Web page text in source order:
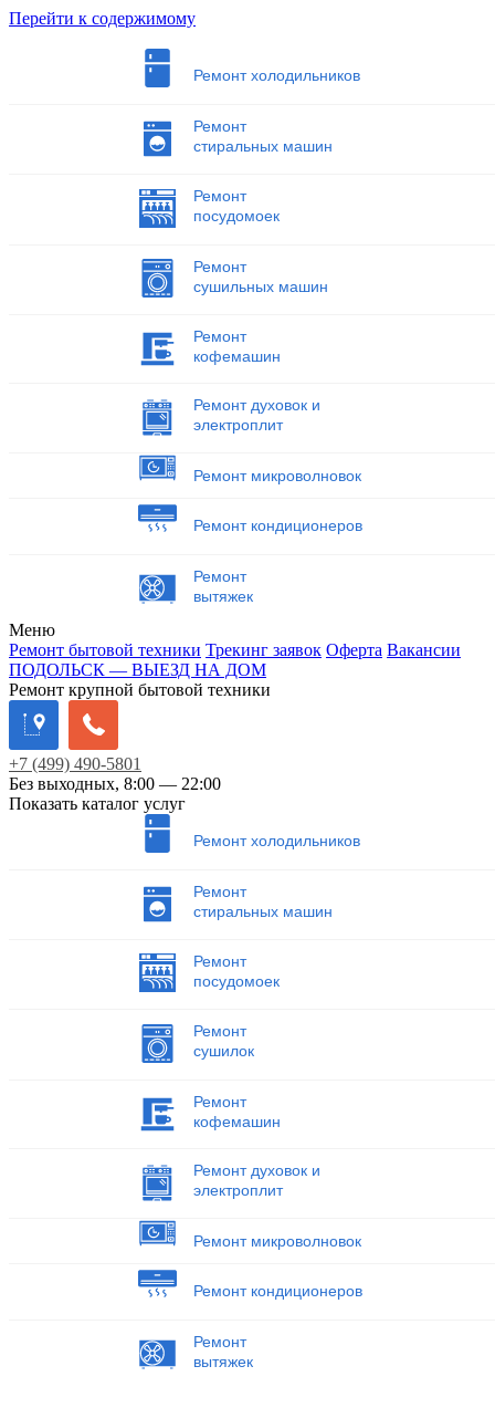
Перейти к содержимому
Ремонт холодильников
Ремонт
стиральных машин
Ремонт
посудомоек
Ремонт
сушильных машин
Ремонт
кофемашин
Ремонт духовок и
электроплит
Ремонт микроволновок
Ремонт кондиционеров
Ремонт
вытяжек
Меню
Ремонт бытовой техники Трекинг заявок Оферта Вакансии
ПОДОЛЬСК — ВЫЕЗД НА ДОМ
Ремонт крупной бытовой техники
+7 (499) 490-5801
Без выходных, 8:00 — 22:00
Показать каталог услуг
Ремонт холодильников
Ремонт
стиральных машин
Ремонт
посудомоек
Ремонт
сушилок
Ремонт
кофемашин
Ремонт духовок и
электроплит
Ремонт микроволновок
Ремонт кондиционеров
Ремонт
вытяжек